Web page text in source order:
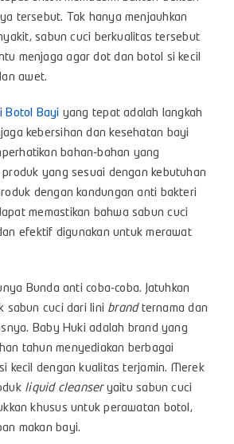
tersebut. Tak hanya menjauhkan
sabun cuci berkualitas tersebut
menjaga agar dot dan botol si kecil
awet.
Botol Bayi yang tepat adalah langkah
kebersihan dan kesehatan bayi
bahan-bahan yang
produk yang sesuai dengan kebutuhan
dengan kandungan anti bakteri
memastikan bahwa sabun cuci
efektif digunakan untuk merawat
Bunda anti coba-coba. Jatuhkan
sabun cuci dari lini brandternama dan
Baby Huki adalah brand yang
tahun menyediakan berbagai
kecil dengan kualitas terjamin. Merek
liquid cleanseryaitu sabun cuci
khusus untuk perawatan botol,
makan bayi.